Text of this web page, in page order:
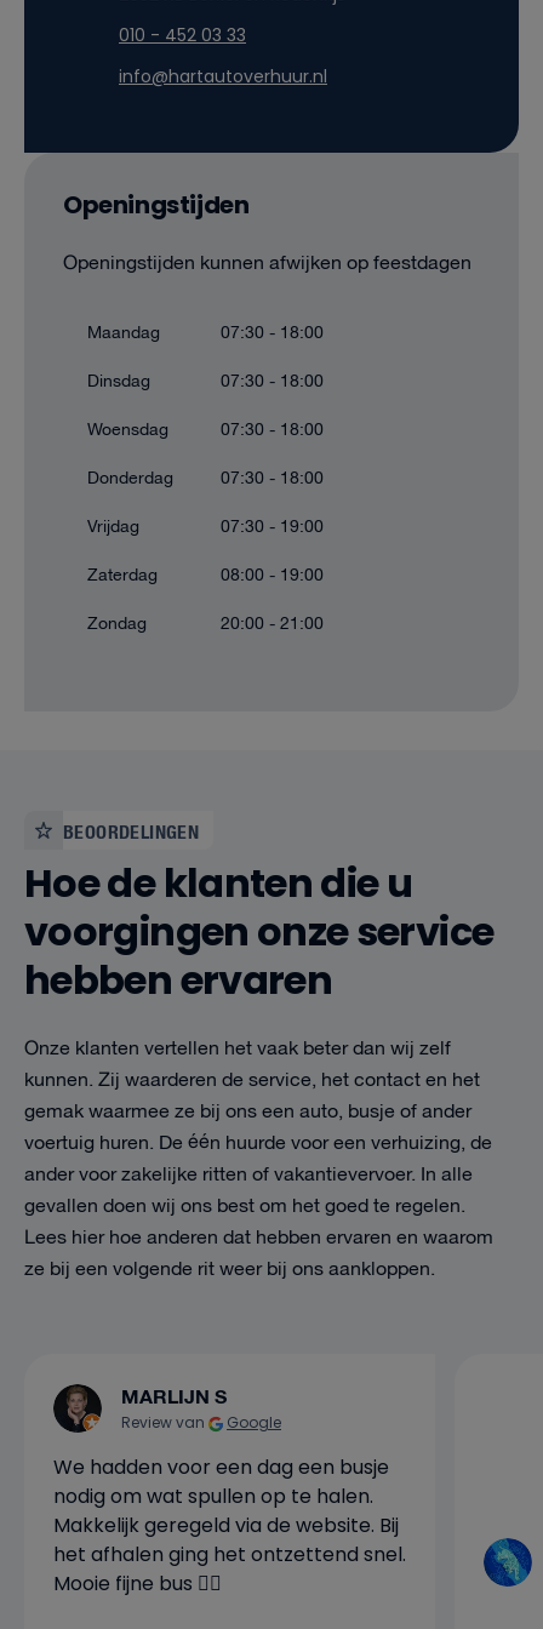
010 - 452 03 33
info@hartautoverhuur.nl
Openingstijden
Openingstijden kunnen afwijken op feestdagen
Maandag
07:30 - 18:00
Dinsdag
07:30 - 18:00
Woensdag
07:30 - 18:00
Donderdag
07:30 - 18:00
Vrijdag
07:30 - 19:00
Zaterdag
08:00 - 19:00
Zondag
20:00 - 21:00
BEOORDELINGEN
Hoe de klanten die u
voorgingen onze service
hebben ervaren
Onze klanten vertellen het vaak beter dan wij zelf
kunnen. Zij waarderen de service, het contact en het
gemak waarmee ze bij ons een auto, busje of ander
voertuig huren. De één huurde voor een verhuizing, de
ander voor zakelijke ritten of vakantievervoer. In alle
gevallen doen wij ons best om het goed te regelen.
Lees hier hoe anderen dat hebben ervaren en waarom
ze bij een volgende rit weer bij ons aankloppen.
MARLIJN S
Review van Google
We hadden voor een dag een busje
nodig om wat spullen op te halen.
Makkelijk geregeld via de website. Bij
het afhalen ging het ontzettend snel.
Mooie fijne bus 👍🏼